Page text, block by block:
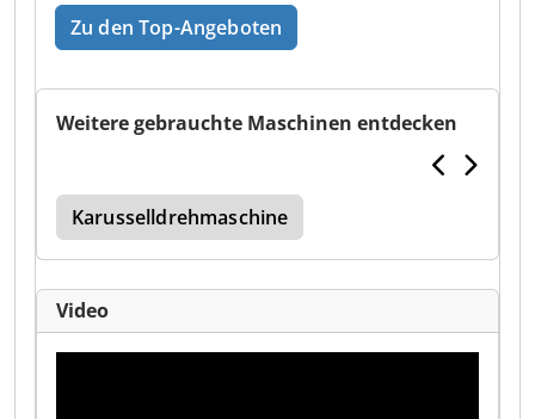
Zu den Top-Angeboten
Weitere gebrauchte Maschinen entdecken
Karusselldrehmaschine
Video